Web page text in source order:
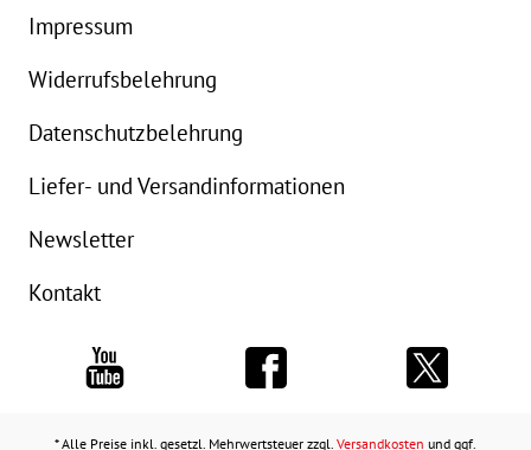
Impressum
Widerrufsbelehrung
Datenschutzbelehrung
Liefer- und Versandinformationen
Newsletter
Kontakt
* Alle Preise inkl. gesetzl. Mehrwertsteuer zzgl. Versandkosten und ggf.